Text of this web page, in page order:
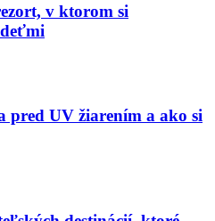
v ktorom si
pred UV žiarením a ako si